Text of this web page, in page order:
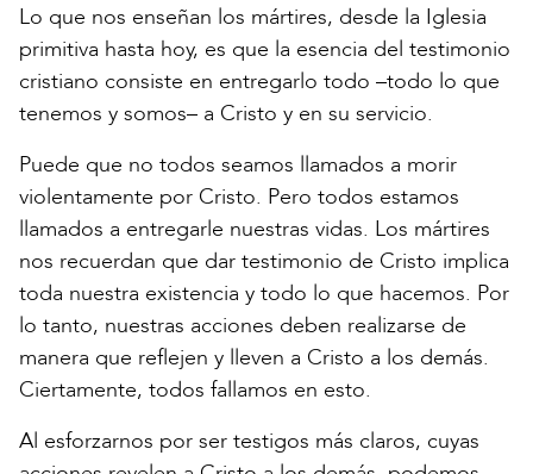
Lo que nos enseñan los mártires, desde la Iglesia
primitiva hasta hoy, es que la esencia del testimonio
cristiano consiste en entregarlo todo –todo lo que
tenemos y somos– a Cristo y en su servicio.
Puede que no todos seamos llamados a morir
violentamente por Cristo. Pero todos estamos
llamados a entregarle nuestras vidas. Los mártires
nos recuerdan que dar testimonio de Cristo implica
toda nuestra existencia y todo lo que hacemos. Por
lo tanto, nuestras acciones deben realizarse de
manera que reflejen y lleven a Cristo a los demás.
Ciertamente, todos fallamos en esto.
Al esforzarnos por ser testigos más claros, cuyas